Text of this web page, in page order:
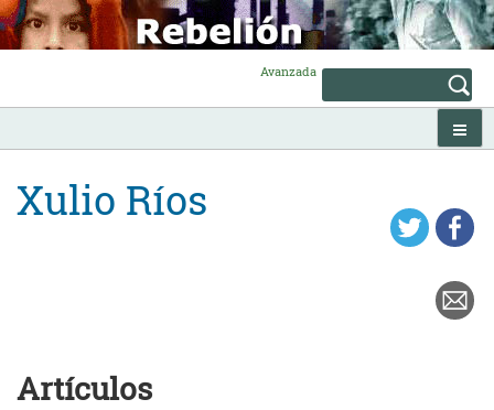
Skip
to
content
Avanzada
Xulio Ríos
Artículos